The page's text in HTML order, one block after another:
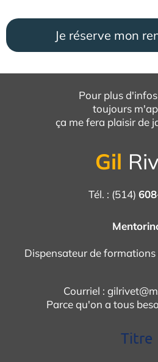
Je réserve mon
Pour plus
toujours
ça me fera plaisir de
Gil
Tél. : (514)
Dispensateur de formations
Courriel :
Parce qu'on a tous
Titre